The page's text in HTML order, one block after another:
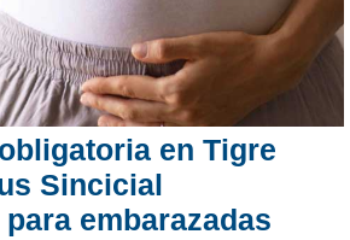
en Tigre
Sincicial
embarazadas